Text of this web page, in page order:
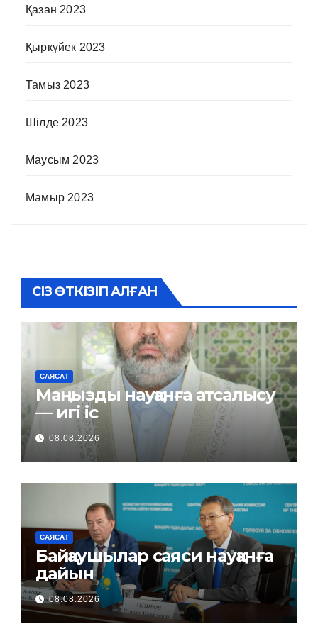
Қазан 2023
Қыркүйек 2023
Тамыз 2023
Шілде 2023
Маусым 2023
Мамыр 2023
СІЗ ӨТКІЗІП АЛҒАН
САЯСАТ
Маңызды науқанға атсалысу
— игі іс
08.08.2026
САЯСАТ
Байқаушылар саяси науқанға
дайын
08.08.2026